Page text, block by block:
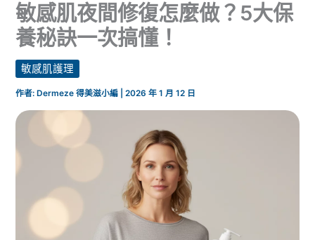
敏感肌夜間修復怎麼做？5大保
養秘訣一次搞懂！
敏感肌護理
作者: Dermeze 得美滋小編 |2026 年 1 月 12 日